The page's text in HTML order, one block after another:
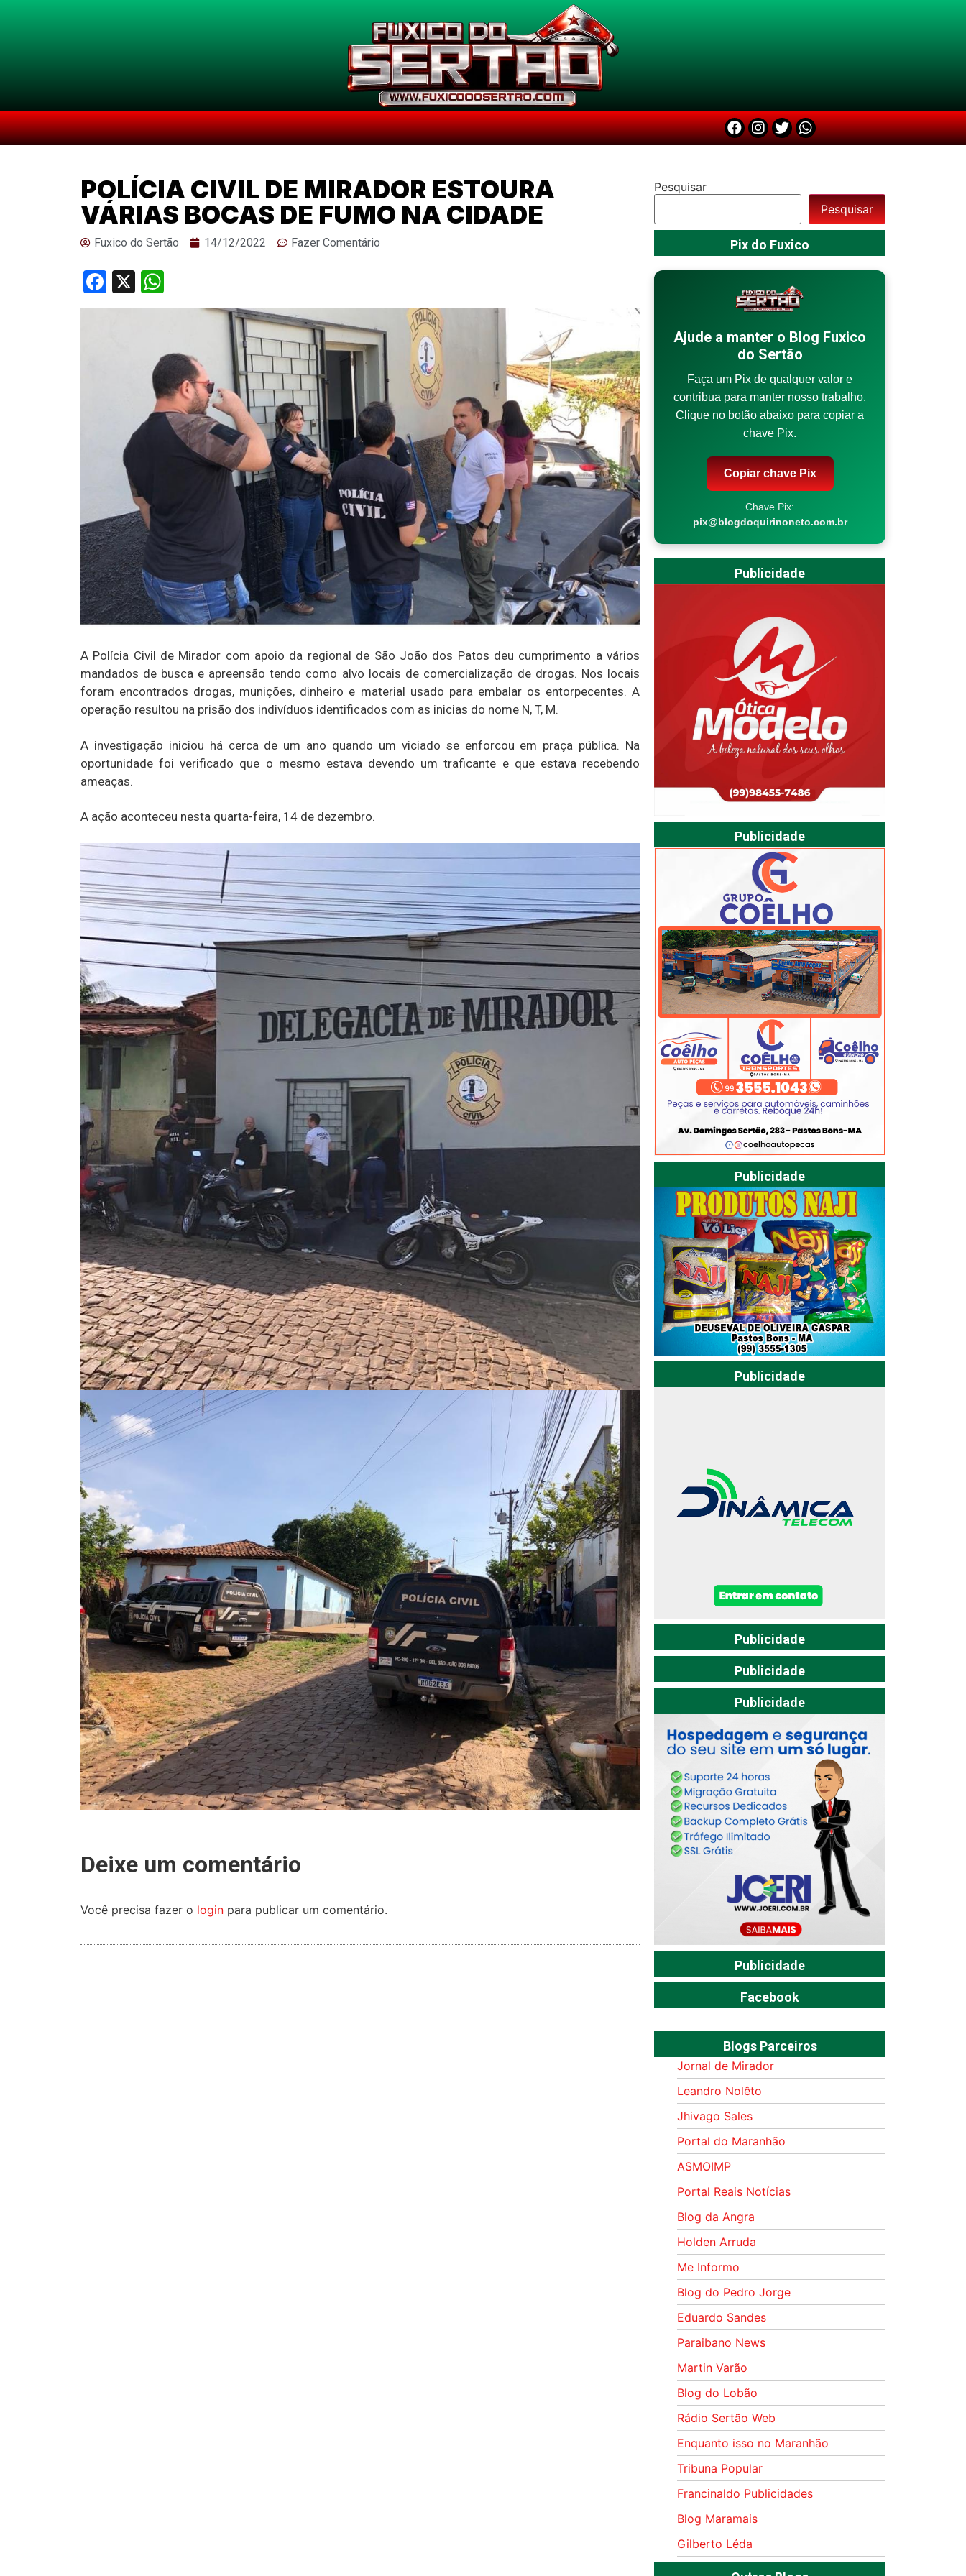
POLÍCIA CIVIL DE MIRADOR ESTOURA
VÁRIAS BOCAS DE FUMO NA CIDADE
Fuxico do Sertão 14/12/2022 Fazer Comentário
Facebook
X
A Polícia Civil de Mirador com apoio da regional de São João dos Patos deu cumprimento a vários
mandados de busca e apreensão tendo como alvo locais de comercialização de drogas. Nos locais
foram encontrados drogas, munições, dinheiro e material usado para embalar os entorpecentes. A
operação resultou na prisão dos indivíduos identificados com as inicias do nome N, T, M.
A investigação iniciou há cerca de um ano quando um viciado se enforcou em praça pública. Na
oportunidade foi verificado que o mesmo estava devendo um traficante e que estava recebendo
ameaças.
A ação aconteceu nesta quarta-feira, 14 de dezembro.
Deixe um comentário
Você precisa fazer o login para publicar um comentário.
Pesquisar
Pesquisar
Pix do Fuxico
Ajude a manter o Blog Fuxico
do Sertão
Faça um Pix de qualquer valor e
contribua para manter nosso trabalho.
Clique no botão abaixo para copiar a
chave Pix.
Copiar chave Pix
Chave Pix:
pix@blogdoquirinoneto.com.br
Publicidade
Publicidade
Publicidade
Publicidade
Publicidade
Publicidade
Publicidade
Publicidade
Facebook
Blogs Parceiros
Jornal de Mirador
Leandro Nolêto
Jhivago Sales
Portal do Maranhão
ASMOIMP
Portal Reais Notí­cias
Blog da Angra
Holden Arruda
Me Informo
Blog do Pedro Jorge
Eduardo Sandes
Paraibano News
Martin Varão
Blog do Lobão
Rádio Sertão Web
Enquanto isso no Maranhão
Tribuna Popular
Francinaldo Publicidades
Blog Maramais
Gilberto Léda